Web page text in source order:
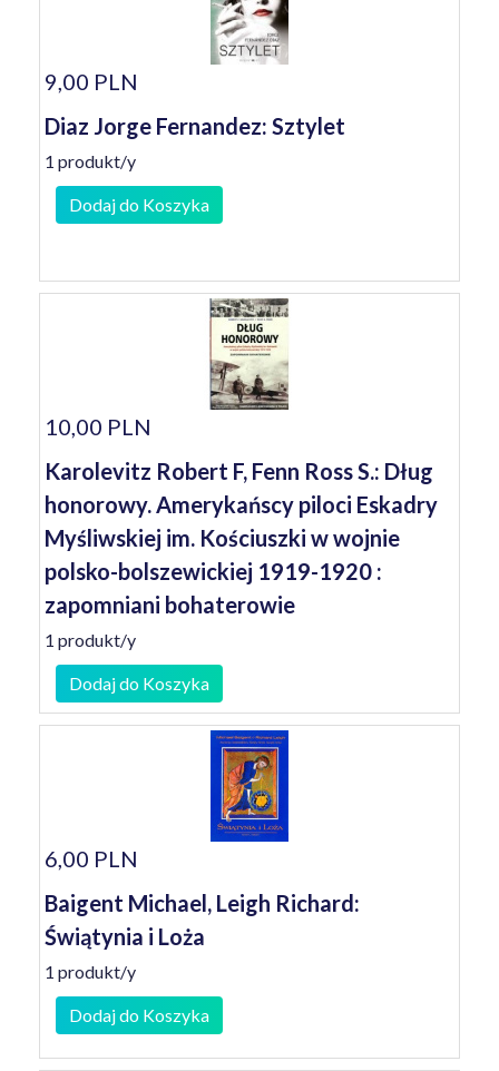
9,00 PLN
Diaz Jorge Fernandez: Sztylet
1 produkt/y
Dodaj do Koszyka
10,00 PLN
Karolevitz Robert F, Fenn Ross S.: Dług
honorowy. Amerykańscy piloci Eskadry
Myśliwskiej im. Kościuszki w wojnie
polsko-bolszewickiej 1919-1920 :
zapomniani bohaterowie
1 produkt/y
Dodaj do Koszyka
6,00 PLN
Baigent Michael, Leigh Richard:
Świątynia i Loża
1 produkt/y
Dodaj do Koszyka